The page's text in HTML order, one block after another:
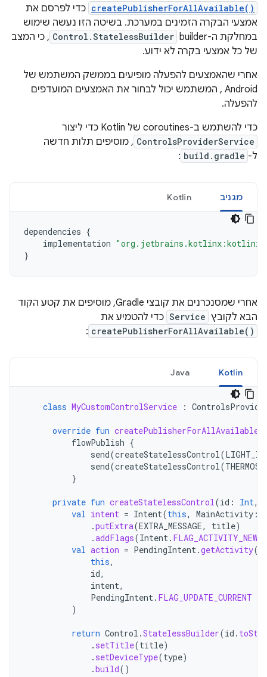
createPublisherForAllAvailable() כדי לפרסם את
אמצעי הבקרה הזמינים במערכת. בשיטה הזו נעשה שימוש
במחלקת ה-builder‏
Control.StatelessBuilder , כי המצב
של כל אמצעי בקרה לא ידוע.
אחרי שהאמצעים להפעלה מופיעים בממשק המשתמש של
Android , המשתמש יכול לבחור את האמצעים המועדפים
להפעלה.
כדי להשתמש ב-coroutines של Kotlin כדי ליצור
ControlsProviderService , מוסיפים תלות חדשה
ל- build.gradle
:
מגניב Kotlin
dependencies {
implementation "org.jetbrains.kotlinx:kotlinx-
}
אחרי שמסנכרנים את קובצי Gradle, מוסיפים את קטע הקוד
הבא לקובץ Service כדי להטמיע את
createPublisherForAllAvailable()
:
Kotlin
Java
class MyCustomControlService :
override fun createPublisherForAllAvailable
flowPublish {
send(createStatelessControl(LIGHT_ID
send(createStatelessControl(
}
private fun createStatelessControl(id : Int,
val intent = Intent(this, MainActivity ::
.putExtra(EXTRA_MESSAGE, title)
.addFlags(Intent.
val action = PendingIntent.getActivity(
this,
id,
intent,
PendingIntent. FLAG_UPDATE_CURRENT
)
return Control .StatelessBuilder(id .
. setTitle(title)
. setDeviceType(type)
.build()